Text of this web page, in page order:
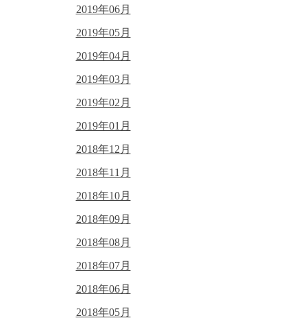
2019年06月
2019年05月
2019年04月
2019年03月
2019年02月
2019年01月
2018年12月
2018年11月
2018年10月
2018年09月
2018年08月
2018年07月
2018年06月
2018年05月